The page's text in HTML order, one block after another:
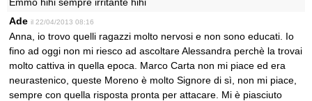
Ade il 22/04/2013 08:16
Anna, io trovo quelli ragazzi molto nervosi e non sono educati. Io
fino ad oggi non mi riesco ad ascoltare Alessandra perchè la trovai
molto cattiva in quella epoca. Marco Carta non mi piace ed era
neurastenico, queste Moreno è molto Signore di sì, non mi piace,
sempre con quella risposta pronta per attacare. Mi è piasciuto